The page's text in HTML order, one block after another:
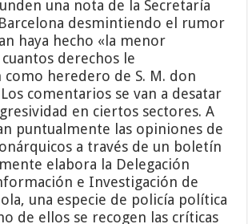
una nota de la Secretaría
desmintiendo el rumor
haya hecho «la menor
derechos le
heredero de S. M. don
comentarios se van a desatar
en ciertos sectores. A
puntualmente las opiniones de
a través de un boletín
elabora la Delegación
e Investigación de
una especie de policía política
de ellos se recogen las críticas